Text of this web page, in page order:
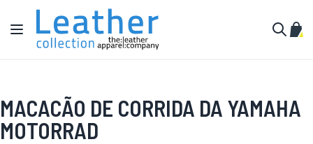
Pular para o conteúdo
Alternar Nav
MACACÃO DE CORRIDA DA YAMAHA
MOTORRAD